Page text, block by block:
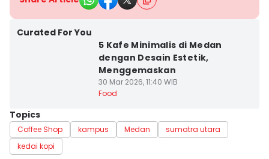
Curated For You
5 Kafe Minimalis di Medan
dengan Desain Estetik,
Menggemaskan
30 Mar 2026, 11:40 WIB
Food
Topics
Coffee Shop kampus Medan
sumatra utara
kedai kopi